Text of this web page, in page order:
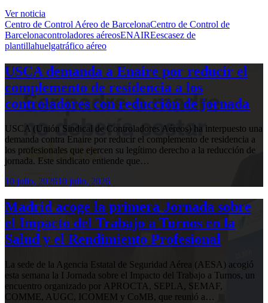
Ver noticia
Centro de Control Aéreo de BarcelonaCentro de Control de
Barcelonacontroladores aéreosENAIREescasez de
plantillahuelgatráfico aéreo
USCA demanda a Enaire por reducir el
complemento de residencia a los
controladores con reducción de jornada
USCA (Unión Sindical de Controladores Aéreos) ha interpuesto una
demanda contra Enaire por reducir el complemento de residencia a
los profesionales que ejercen su legítimo derecho a la reducción de
jornada. Este sindicato entiende que…
10 julio, 202610 julio, 2026
Madrid acoge la primera Jornada sobre
el Impacto del Trabajo a Turnos en la
Salud y el Rendimiento Profesional
La sede de la Agencia Estatal de Seguridad Aérea (AESA) acogió
esta semana la I Jornada sobre el Impacto del Trabajo a Turnos, un
encuentro organizado por APROCTA, SEPLA, SEMAF,
COMME, AUGC, ICOMEM y CoMB, que reunió a…